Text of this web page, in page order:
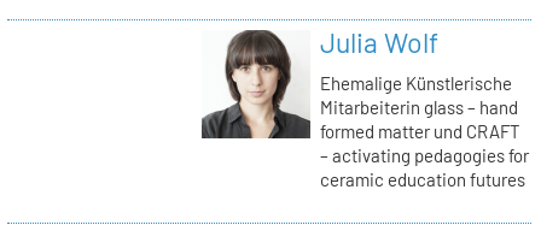
Julia Wolf
Ehemalige Künstlerische
Mitarbeiterin glass – hand
formed matter und CRAFT
– activating pedagogies for
ceramic education futures